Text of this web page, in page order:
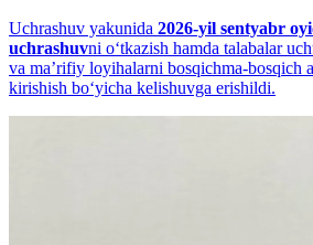
Uchrashuv yakunida 2026-yil sentyabr oyi
uchrashuvni o‘tkazish hamda talabalar
va maʼrifiy loyihalarni bosqichma-bosqich
kirishish bo‘yicha kelishuvga erishildi.